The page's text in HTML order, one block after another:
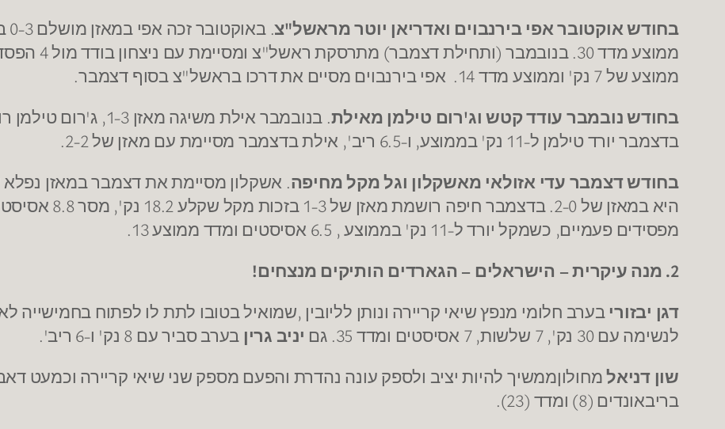
בחודש אוקטובר אפי בירנבוים ואדריאן יוטר מראשל"צ
.
ממוצע של 7 נק' וממוצע מדד 14. אפי בירנבוים מסיים את דרכו בראשל"צ בסוף דצמבר.
בחודש נובמבר עודד קטש וג'רום טילמן מאילת
בדצמבר יורד טילמן ל-11 נק' בממוצע, ו-6.5 ריב', אילת בדצמבר מסיימת עם מאזן של 2-2.
בחודש דצמבר עדי אזולאי מאשקלון וגל מקל מחיפה
מפסידים פעמיים, כשמקל יורד ל-11 נק' בממוצע , 6.5 אסיסטים ומדד ממוצע 13.
2. מנה עיקרית – הישראלים – הגארדים הותיקים מנצחים!
דגן יבזורי
לנשימה עם 30 נק', 7 שלשות, 7 אסיסטים ומדד 35. גם
יניב גרין בערב סביר עם 8 נק' ו-6 ריב'.
שון דניאל
בריבאונדים (8) ומדד (23).